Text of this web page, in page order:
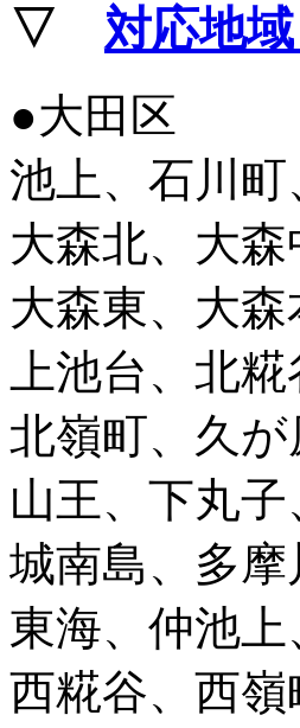
▽ 対応地
●大田区
池上、石川町
大森北、大
大森東、大
上池台、北
北嶺町、久
山王、下丸子
城南島、多
東海、仲池上
西糀谷、西